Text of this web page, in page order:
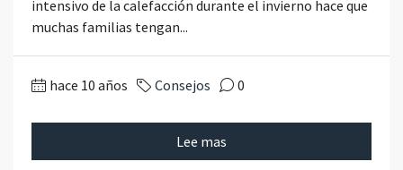
intensivo de la calefacción durante el invierno hace que
muchas familias tengan...
hace 10 años Consejos 0
Lee mas